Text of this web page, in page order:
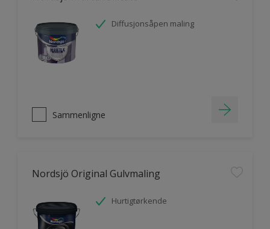
Diffusjonsåpen maling
Sammenligne
Nordsjö Original Gulvmaling
Hurtigtørkende